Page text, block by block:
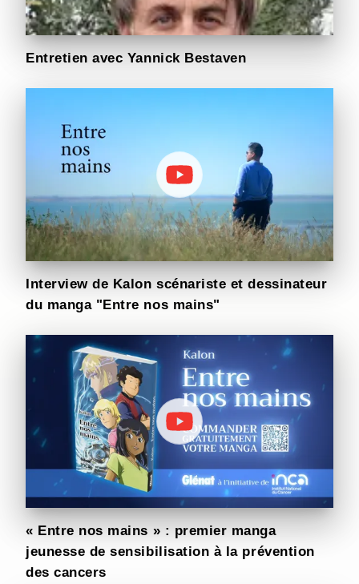
Entretien avec Yannick Bestaven
Interview de Kalon scénariste et dessinateur
du manga "Entre nos mains"
« Entre nos mains » : premier manga
jeunesse de sensibilisation à la prévention
des cancers